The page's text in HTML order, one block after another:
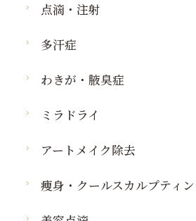
点滴・注射
多汗症
わきが・腋臭症
ミラドライ
アートメイク除去
痩身・クールスカルプティ